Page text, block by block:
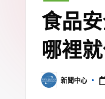
食品
哪裡
新聞中心